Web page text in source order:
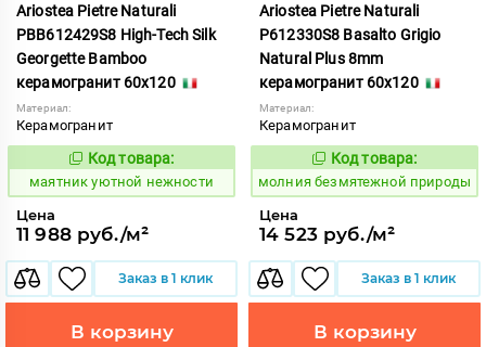
Ariostea Pietre Naturali
PBB612429S8 High-Tech Silk
Georgette Bamboo
керамогранит 60x120
Материал:
Керамогранит
935683
Код товара:
маятник уютной нежности
Цена
11 988 руб./м²
Заказ в 1 клик
В корзину
Ariostea Pietre Naturali
P612330S8 Basalto Grigio
Natural Plus 8mm
керамогранит 60x120
Материал:
Керамогранит
1000600
Код товара:
молния безмятежной природы
Цена
14 523 руб./м²
Заказ в 1 клик
В корзину